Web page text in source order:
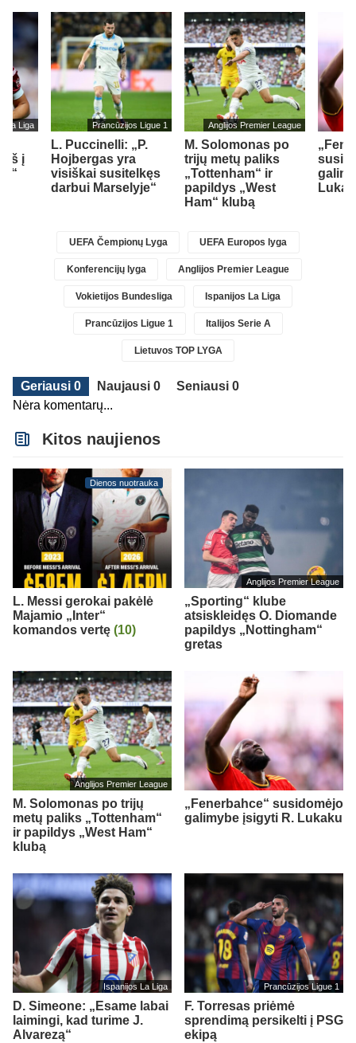
La Liga
į
Prancūzijos Ligue 1
L. Puccinelli: „P.
Hojbergas yra
visiškai susitelkęs
darbui Marselyje“
Anglijos Premier League
M. Solomonas po
trijų metų paliks
„Tottenham“ ir
papildys „West
Ham“ klubą
UEFA Čempionų Lyga UEFA Europos lyga
Konferencijų lyga Anglijos Premier League
Vokietijos Bundesliga Ispanijos La Liga
Prancūzijos Ligue 1 Italijos Serie A
Lietuvos TOP LYGA
Geriausi 0 Naujausi 0
Seniausi 0
Nėra komentarų...
Kitos naujienos
Dienos nuotrauka
L. Messi gerokai pakėlė
Majamio „Inter“
komandos vertę (10)
Anglijos Premier League
„Sporting“ klube
atsiskleidęs O. Diomande
papildys „Nottingham“
gretas
Anglijos Premier League
M. Solomonas po trijų
metų paliks „Tottenham“
ir papildys „West Ham“
klubą
„Fenerbahce“ susidomėjo
galimybe įsigyti R. Lukaku
Ispanijos La Liga
D. Simeone: „Esame labai
laimingi, kad turime J.
Alvarezą“
Prancūzijos Ligue 1
F. Torresas priėmė
sprendimą persikelti į PSG
ekipą